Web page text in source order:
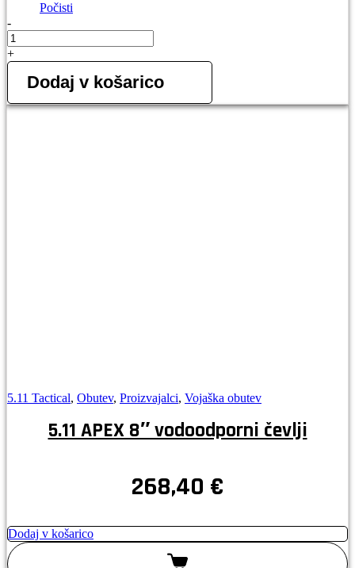
Počisti
-
5.11
ANDREA
SLOUCHY
BEANIE,
količina
+
Dodaj v košarico
5.11 Tactical, Obutev, Proizvajalci, Vojaška obutev
5.11 APEX 8″ vodoodporni čevlji
268,40 €
Dodaj v košarico